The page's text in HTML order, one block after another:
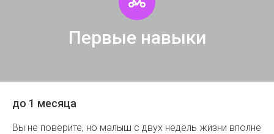
Первые навыки
до 1 месяца
Вы не поверите, но малыш с двух недель жизни вполне